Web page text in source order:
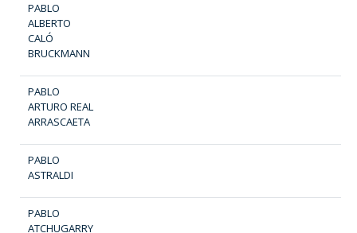
PABLO
ALBERTO
CALÓ
BRUCKMANN
PABLO
ARTURO REAL
ARRASCAETA
PABLO
ASTRALDI
PABLO
ATCHUGARRY